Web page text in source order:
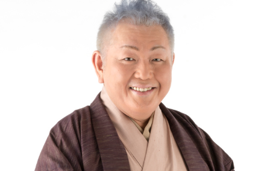
放送日時：毎週土曜 13:00～13:53
パーソナリティ：遠山大輔（グランジ）、潮紗理菜
https://www.tfm.co.jp/countdownjapan/
遠山：この楽曲はどこから作り始めました？
ほのか：「これ描いて死ね」は、マンガを描くことを題材に
した作品なんですけど、まずは原作を読みました。それで、0
から1にするときに、心のなかで薪をくべて火種を燃やしてい
く。そして、風が吹いてめちゃめちゃ燃えていくみたいな。
そういったものを絶やさずに「自分だけでやっていくぞ！」
みたいな気持ちと、私がお家で音楽を作っているとき
の……“色”かな？ その色がすごく一致している部分があったの
で、今回はアニメのエンディングテーマとして曲を書かせて
――患者からの暴言や暴力に心が折れそうになりながらも、
過酷な現場で奮闘する看護師の相談に対し、江原は「意外な
ことを申し上げるようだけれど……」と前置きした上で、具体
的なアドバイスを提示しました。
江原：私はね、ちょっと意外なことを申し上げるようだけれ
ど、「体力」だと思います。やっぱり、ちゃんと食べて、よ
く寝る。で、やっぱり看護師さんって不規則でしょう？ 夜勤
とかね。いろいろとシフトがあるから、身体のコンディショ
ンを持っていくのがとっても大変だと思うの。
これ、ばかにならなくて、私、いつもフィジカルとスピリチ